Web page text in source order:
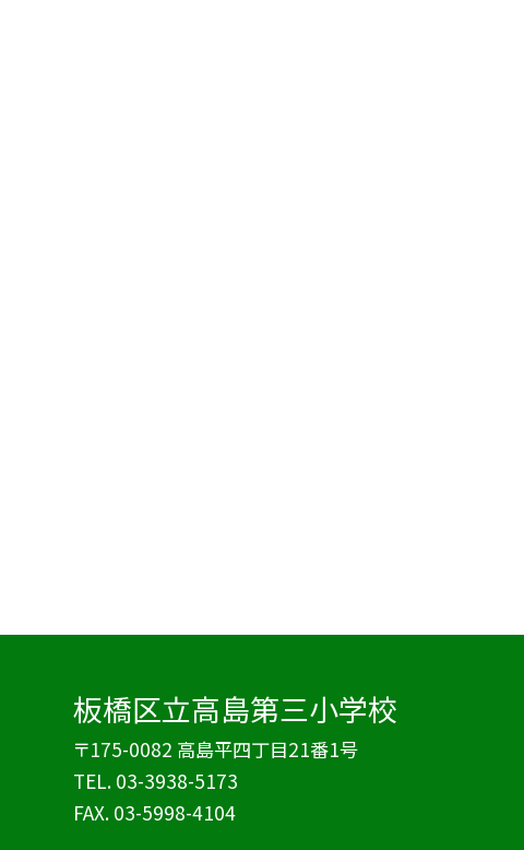
板橋区立高島第三小学校
〒175-0082 高島平四丁目21番1号
TEL. 03-3938-5173
FAX. 03-5998-4104